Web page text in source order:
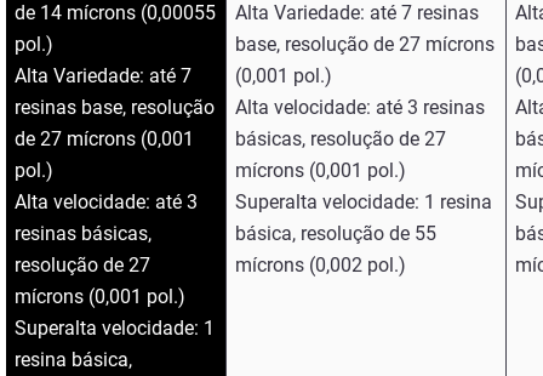
de 14 mícrons (0,00055
pol.)
Alta Variedade: até 7
resinas base, resolução
de 27 mícrons (0,001
pol.)
Alta velocidade: até 3
resinas básicas,
resolução de 27
mícrons (0,001 pol.)
Superalta velocidade: 1
resina básica,
Alta Variedade: até 7 resinas
base, resolução de 27 mícrons
(0,001 pol.)
Alta velocidade: até 3 resinas
básicas, resolução de 27
mícrons (0,001 pol.)
Superalta velocidade: 1 resina
básica, resolução de 55
mícrons (0,002 pol.)